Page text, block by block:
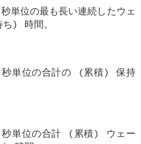
単位の最も長い連続したウェ
) 時間。
秒単位の合計の (累積) 保持
秒単位の合計 (累積) ウェー